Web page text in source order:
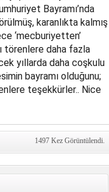
Bayramı’nda
karanlıkta kalmış
‘mecburiyetten’
törenlere daha fazla
yıllarda daha coşkulu
bayramı olduğunu;
teşekkürler.. Nice
1497 Kez Görüntülendi.